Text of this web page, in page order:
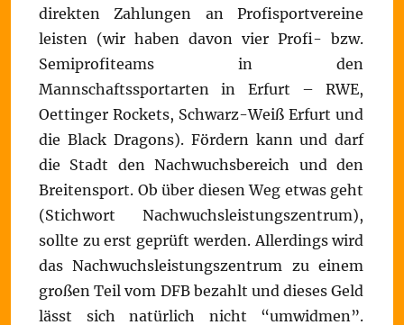
direkten Zahlungen an Profisportvereine
leisten (wir haben davon vier Profi- bzw.
Semiprofiteams in den
Mannschaftssportarten in Erfurt – RWE,
Oettinger Rockets, Schwarz-Weiß Erfurt und
die Black Dragons). Fördern kann und darf
die Stadt den Nachwuchsbereich und den
Breitensport. Ob über diesen Weg etwas geht
(Stichwort Nachwuchsleistungszentrum),
sollte zu erst geprüft werden. Allerdings wird
das Nachwuchsleistungszentrum zu einem
großen Teil vom DFB bezahlt und dieses Geld
lässt sich natürlich nicht “umwidmen”.